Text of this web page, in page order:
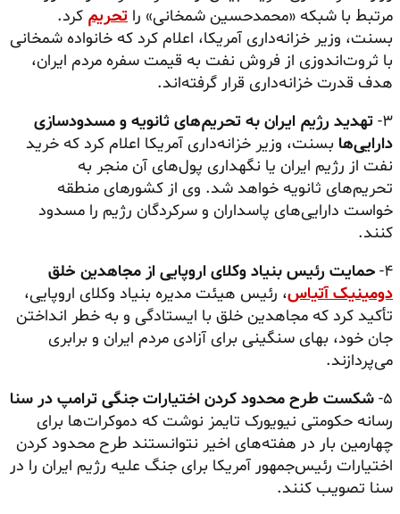
مرتبط با شبکه «محمدحسین شمخانی» را تحریم کرد.
بسنت، وزیر خزانه‌داری آمریکا، اعلام کرد که خانواده شمخانی
با ثروت‌اندوزی از فروش نفت به قیمت سفره مردم ایران،
هدف قدرت خزانه‌داری قرار گرفته‌اند.
۳- تهدید رژیم ایران به تحریم‌های ثانویه و مسدودسازی
دارایی‌ها بسنت، وزیر خزانه‌داری آمریکا اعلام کرد که خرید
نفت از رژیم ایران یا نگهداری پول‌های آن منجر به
تحریم‌های ثانویه خواهد شد. وی از کشورهای منطقه
خواست دارایی‌های پاسداران و سرکردگان رژیم را مسدود
کنند.
۴- حمایت رئیس بنیاد وکلای اروپایی از مجاهدین خلق
دومینیک آتیاس، رئیس هیئت مدیره بنیاد وکلای اروپایی،
تأکید کرد که مجاهدین خلق با ایستادگی و به خطر انداختن
جان خود، بهای سنگینی برای آزادی مردم ایران و برابری
می‌پردازند.
۵- شکست طرح محدود کردن اختیارات جنگی ترامپ در سنا
رسانه حکومتی نیویورک تایمز نوشت که دموکرات‌ها برای
چهارمین بار در هفته‌های اخیر نتوانستند طرح محدود کردن
اختیارات رئیس‌جمهور آمریکا برای جنگ علیه رژیم ایران را در
سنا تصویب کنند.